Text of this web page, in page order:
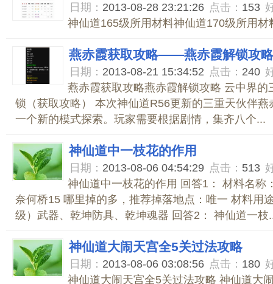
日期： 2013-08-28 23:21:26 点击： 153
神仙道165级所用材料神仙道170级所用材
燕赤霞获取攻略——燕赤霞解锁攻略
日期： 2013-08-21 15:34:52 点击： 240
燕赤霞获取攻略燕赤霞解锁攻略 云中界的
锁（获取攻略） 本次神仙道R56更新的三重天伙伴
一个新的模式探索。玩家需要根据剧情，集齐八个...
神仙道中一枝花的作用
日期： 2013-08-06 04:54:29 点击： 513
神仙道中一枝花的作用 回答1： 材料名称
奈何桥15 哪里掉的多，推荐掉落地点：唯一 材料用
级）武器、乾坤防具、乾坤魂器 回答2： 神仙道一枝
神仙道大闹天宫全5关过法攻略
日期： 2013-08-06 03:08:56 点击： 180
神仙道大闹天宫全5关过法攻略 神仙道大